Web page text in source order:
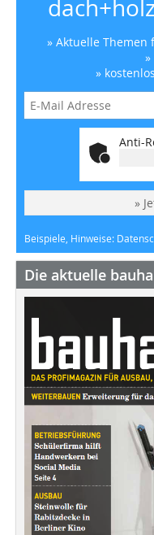
» Aktuelle
»
»
Anti-
»
Beispiele, Hinweise:
Die aktuelle